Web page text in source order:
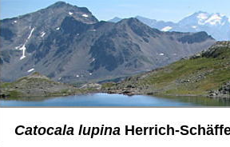
Catocala lupinaHerrich-